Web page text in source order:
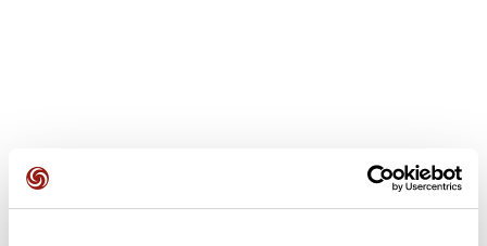
Avis des utilisateurs